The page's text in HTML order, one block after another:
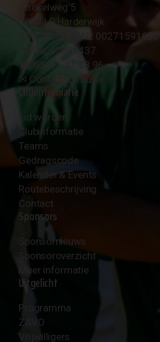
Strokelweg 5
3847 LR Harderwijk
BTW Nummer NL 002715910B01
KvK Nr 40094437
☎︎ 0341 - 41 28 96
✉︎ Contactformulier
Clubinformatie
Lid worden
Clubinformatie
Teams
Gedragscode
Kalender & Events
Routebeschrijving
Contact
Sponsors
Sponsornieuws
Sponsoroverzicht
Meer informatie
Uitgelicht
Programma
ZAVO
Vrijwilligers